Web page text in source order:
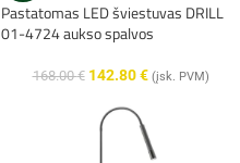
Pastatomas LED šviestuvas DRILL
01-4724 aukso spalvos
168.00€ 142.80€ (įsk. PVM)